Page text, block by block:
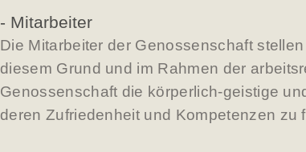
- Mitarbeiter
Die Mitarbeiter der Genossenschaft
diesem Grund und im Rahmen der
Genossenschaft die körperlich-geistige
deren Zufriedenheit und Kompetenzen zu